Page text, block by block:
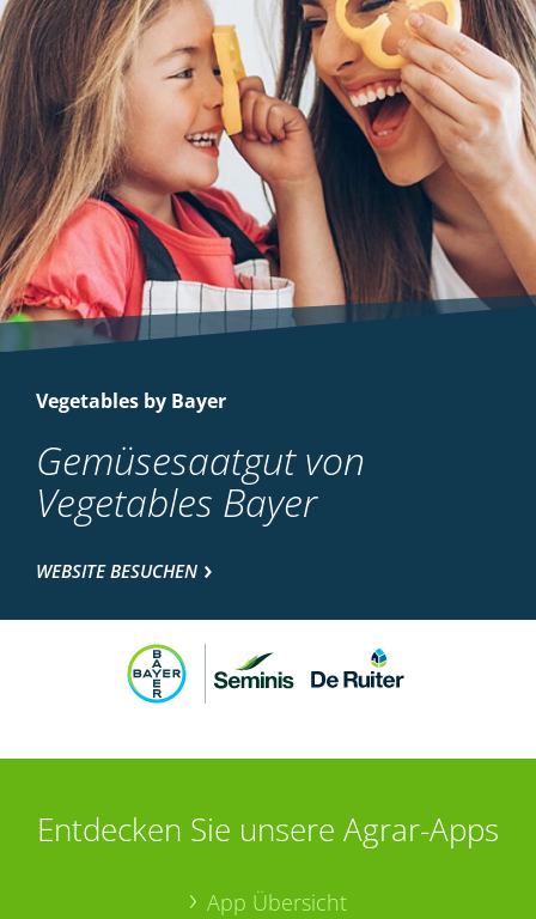
Vegetables by Bayer
Gemüsesaatgut von
Vegetables Bayer
WEBSITE BESUCHEN
Entdecken Sie unsere Agrar-Apps
App Übersicht